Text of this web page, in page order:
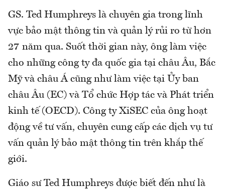
GS. Ted Humphreys là chuyên gia trong lĩnh
vực bảo mật thông tin và quản lý rủi ro từ hơn
27 năm qua. Suốt thời gian này, ông làm việc
cho những công ty đa quốc gia tại châu Âu, Bắc
Mỹ và châu Á cũng như làm việc tại Ủy ban
châu Âu (EC) và Tổ chức Hợp tác và Phát triển
kinh tế (OECD). Công ty XiSEC của ông hoạt
động về tư vấn, chuyên cung cấp các dịch vụ tư
vấn quản lý bảo mật thông tin trên khắp thế
giới.
Giáo sư Ted Humphreys được biết đến như là